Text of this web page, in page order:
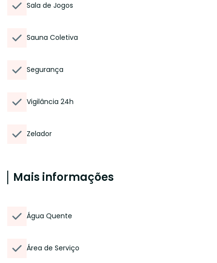
Sala de Jogos
Sauna Coletiva
Segurança
Vigilância 24h
Zelador
Mais informações
Água Quente
Área de Serviço